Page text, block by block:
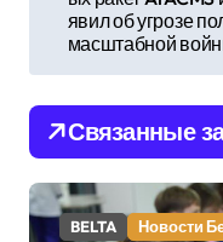
и
г
а
ц
явил об угрозе
масштабной
Связанные
BELTA Новости